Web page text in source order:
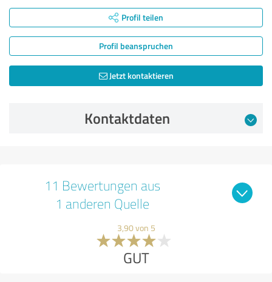
Profil teilen
Profil beanspruchen
Jetzt kontaktieren
Kontaktdaten
11 Bewertungen aus
1 anderen Quelle
3,90 von 5
GUT